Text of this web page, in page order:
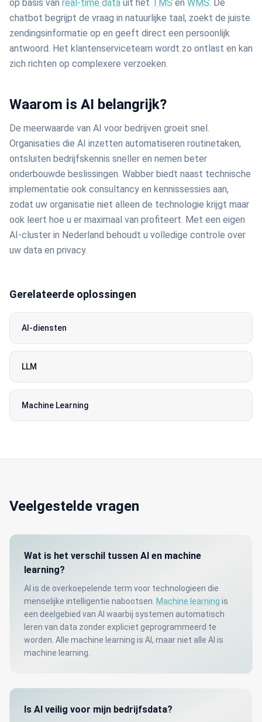
op basis van real-time data uit het TMS en WMS. De
chatbot begrijpt de vraag in natuurlijke taal, zoekt de juiste
zendingsinformatie op en geeft direct een persoonlijk
antwoord. Het klantenserviceteam wordt zo ontlast en kan
zich richten op complexere verzoeken.
Waarom is AI belangrijk?
De meerwaarde van AI voor bedrijven groeit snel.
Organisaties die AI inzetten automatiseren routinetaken,
ontsluiten bedrijfskennis sneller en nemen beter
onderbouwde beslissingen. Wabber biedt naast technische
implementatie ook consultancy en kennissessies aan,
zodat uw organisatie niet alleen de technologie krijgt maar
ook leert hoe u er maximaal van profiteert. Met een eigen
AI-cluster in Nederland behoudt u volledige controle over
uw data en privacy.
Gerelateerde oplossingen
AI-diensten
LLM
Machine Learning
Veelgestelde vragen
Wat is het verschil tussen AI en machine
learning?
AI is de overkoepelende term voor technologieen die
menselijke intelligentie nabootsen. Machine learning is
een deelgebied van AI waarbij systemen automatisch
leren van data zonder expliciet geprogrammeerd te
worden. Alle machine learning is AI, maar niet alle AI is
machine learning.
Is AI veilig voor mijn bedrijfsdata?